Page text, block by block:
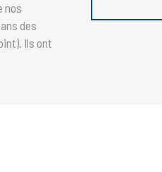
nos
des
Ils ont